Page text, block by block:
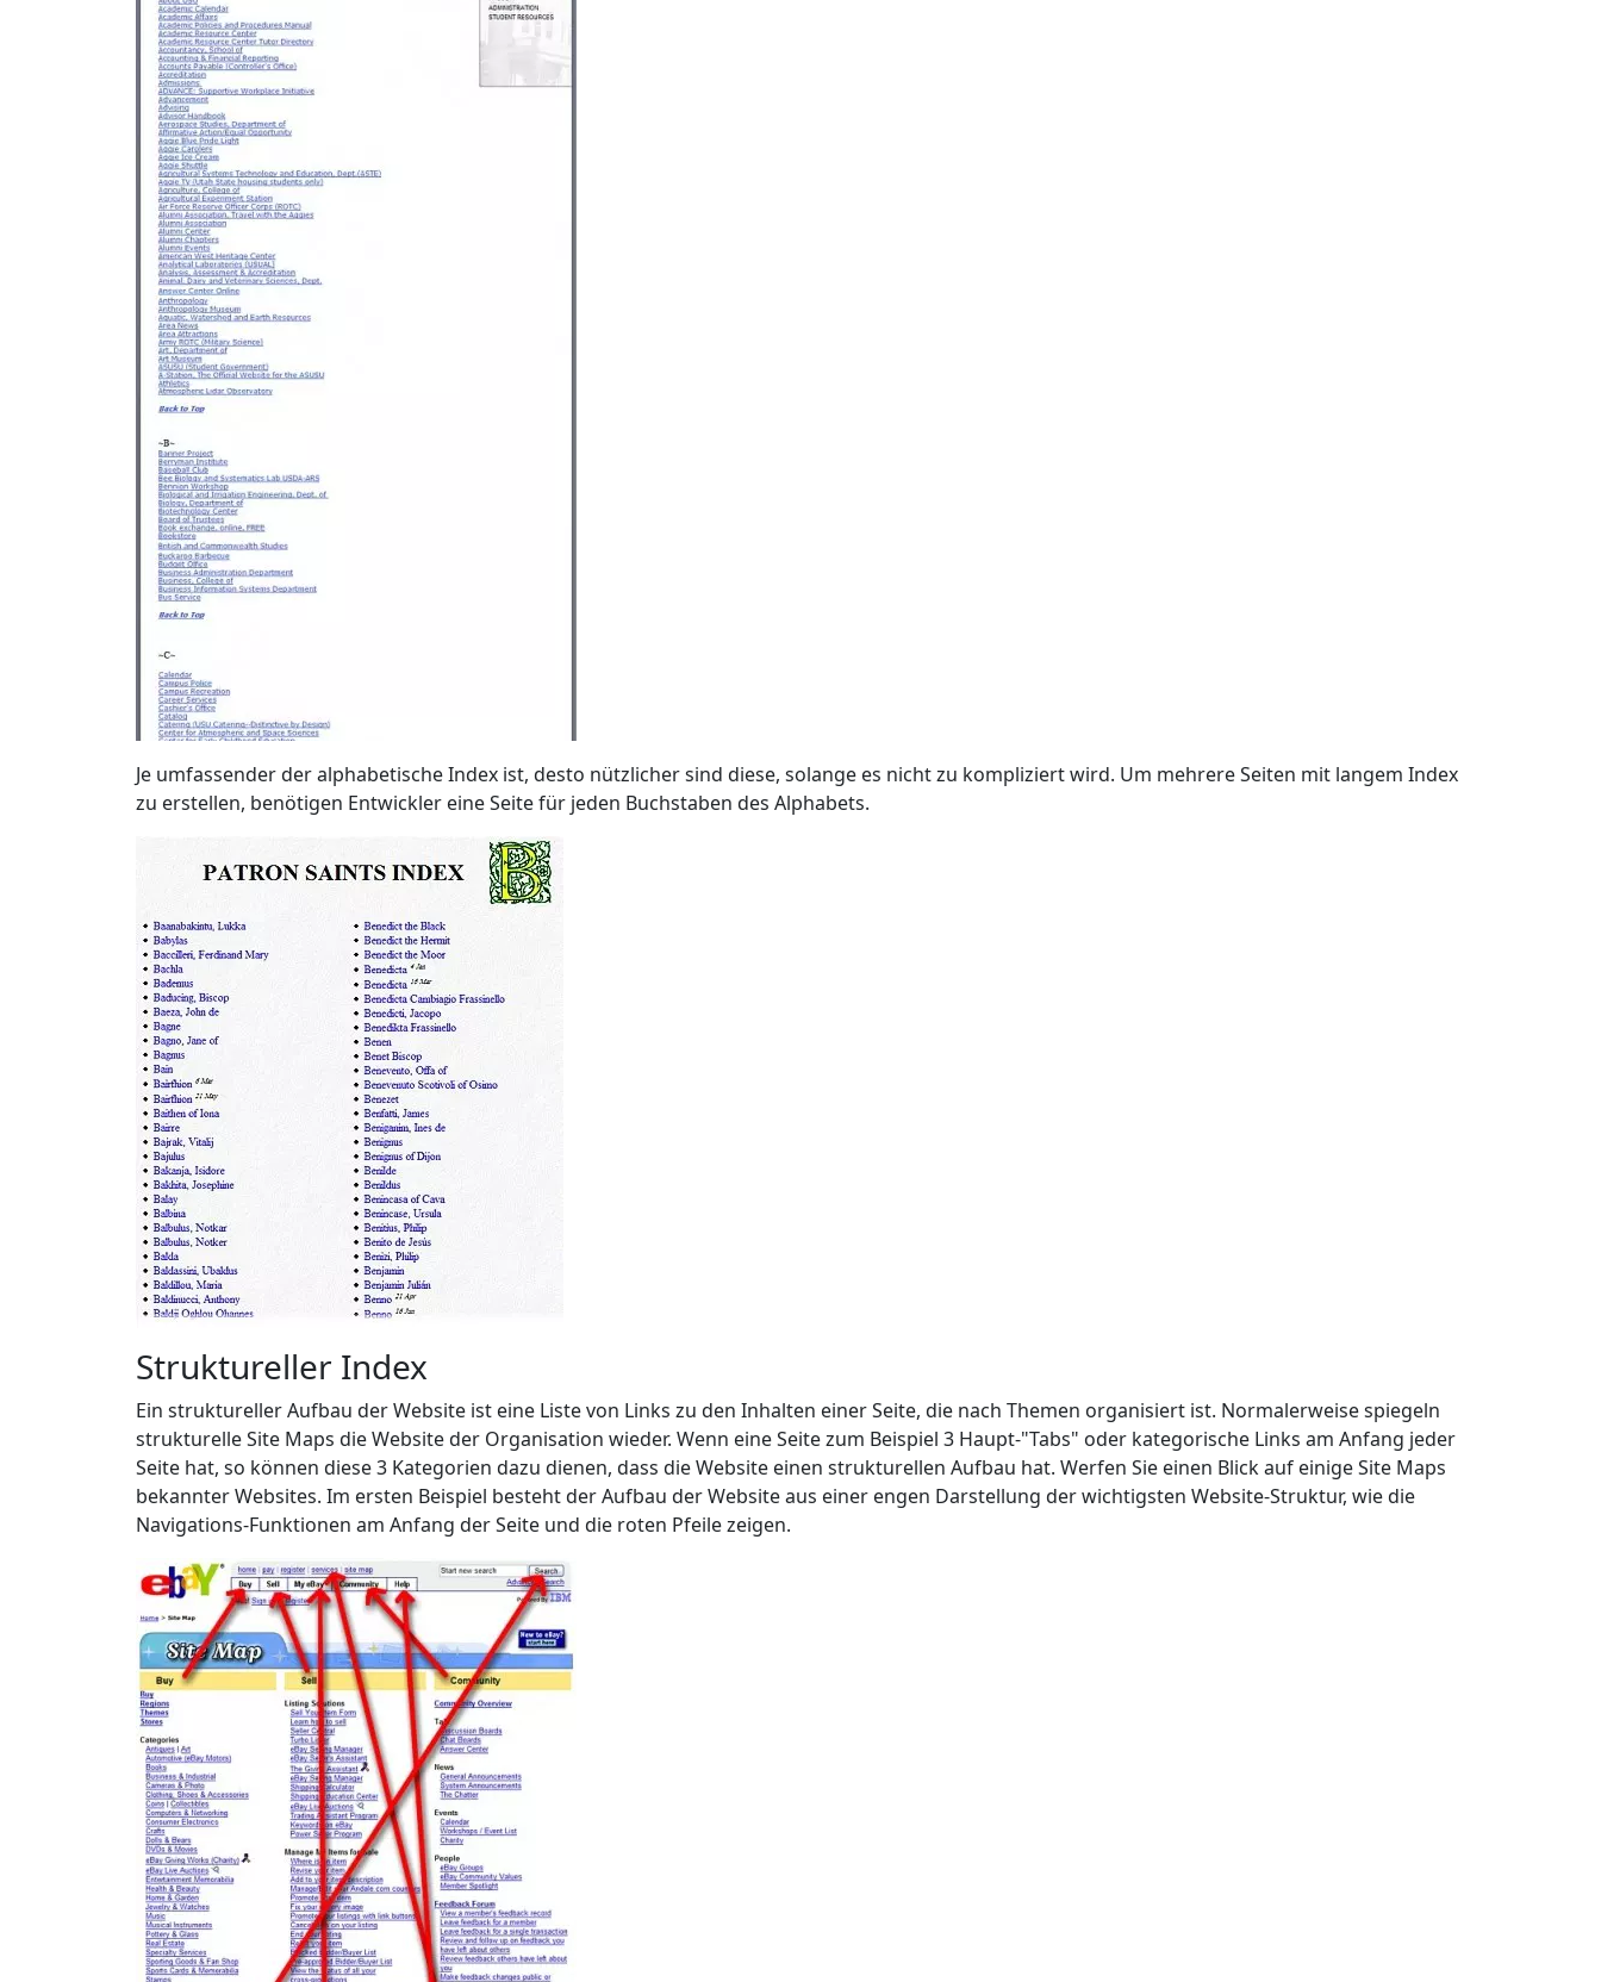
Je umfassender der alphabetische Index ist, desto nützlicher sind diese, solange es nicht zu kompliziert wird. Um mehrere Seiten mit langem Index
zu erstellen, benötigen Entwickler eine Seite für jeden Buchstaben des Alphabets.
Struktureller Index
Ein struktureller Aufbau der Website ist eine Liste von Links zu den Inhalten einer Seite, die nach Themen organisiert ist. Normalerweise spiegeln
strukturelle Site Maps die Website der Organisation wieder. Wenn eine Seite zum Beispiel 3 Haupt-"Tabs" oder kategorische Links am Anfang jeder
Seite hat, so können diese 3 Kategorien dazu dienen, dass die Website einen strukturellen Aufbau hat. Werfen Sie einen Blick auf einige Site Maps
bekannter Websites. Im ersten Beispiel besteht der Aufbau der Website aus einer engen Darstellung der wichtigsten Website-Struktur, wie die
Navigations-Funktionen am Anfang der Seite und die roten Pfeile zeigen.